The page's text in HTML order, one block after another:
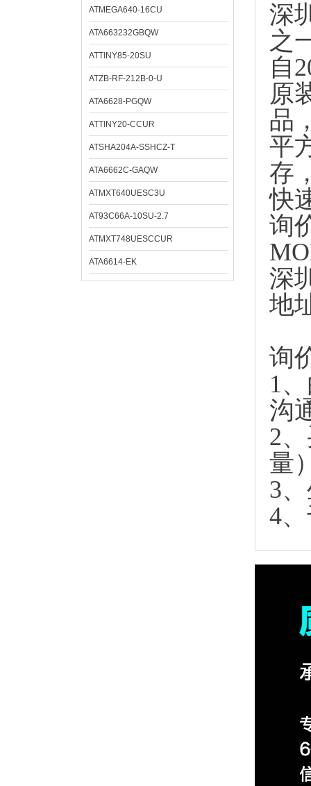
ATMEGA640-16CU
ATA663232GBQW
ATTINY85-20SU
ATZB-RF-212B-0-U
ATA6628-PGQW
ATTINY20-CCUR
ATSHA204A-SSHCZ-T
ATA6662C-GAQW
ATMXT640UESC3U
AT93C66A-10SU-2.7
ATMXT748UESCCUR
ATA6614-EK
深
之
自
原
品
平
存
快
询
深
地
询
1
沟
2
量
3
4